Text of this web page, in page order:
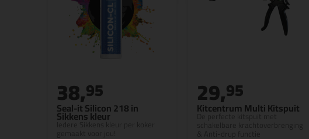
Seal-it Silicon 218 in
Sikkens kleur
Iedere Sikkens kleur per koker
38,95
Kitcentrum Multi Kitspuit
De perfecte kitspuit met
29,95